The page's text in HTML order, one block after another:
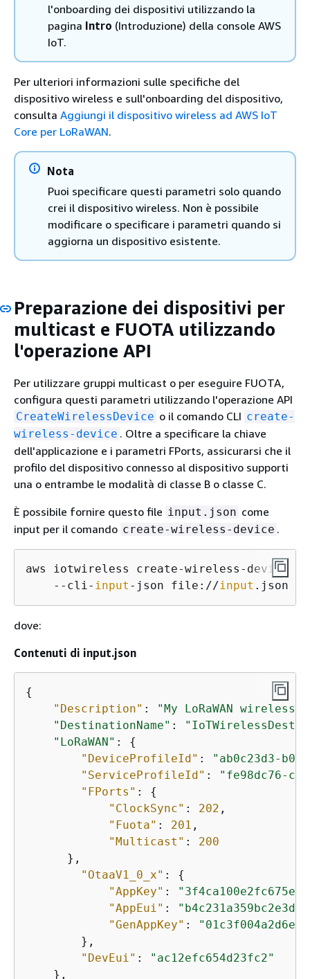
l'onboarding dei dispositivi utilizzando la
pagina Intro (Introduzione) della console AWS
IoT.
Per ulteriori informazioni sulle specifiche del
dispositivo wireless e sull'onboarding del dispositivo,
consulta Aggiungi il dispositivo wireless ad AWS IoT
Core per LoRaWAN.
Nota
Puoi specificare questi parametri solo quando
crei il dispositivo wireless. Non è possibile
modificare o specificare i parametri quando si
aggiorna un dispositivo esistente.
Preparazione dei dispositivi per
multicast e FUOTA utilizzando
l'operazione API
Per utilizzare gruppi multicast o per eseguire FUOTA,
configura questi parametri utilizzando l'operazione API
CreateWirelessDevice o il comando CLI create-
wireless-device . Oltre a specificare la chiave
dell'applicazione e i parametri FPorts, assicurarsi che il
profilo del dispositivo connesso al dispositivo supporti
una o entrambe le modalità di classe B o classe C.
È possibile fornire questo file input.json come
input per il comando create-wireless-device .
aws iotwireless create-wireless-device \
    --cli-
input -json file://input .json
dove:
Contenuti di input.json
{
"Description" :
"My LoRaWAN wireless
"DestinationName" :
"LoRaWAN" : {
"DeviceProfileId" :
"ab0c23d3-
"ServiceProfileId" :
"fe98dc76-
"FPorts" : {
"ClockSync" : 202 ,
"Fuota" : 201 ,
"Multicast" : 200
      },
"OtaaV1_0_x" : {
"AppKey" :
"AppEui" : "b4c231a359bc2e3d"
"GenAppKey" :
        },
"DevEui" :
"ac12efc654d23fc2"
    },